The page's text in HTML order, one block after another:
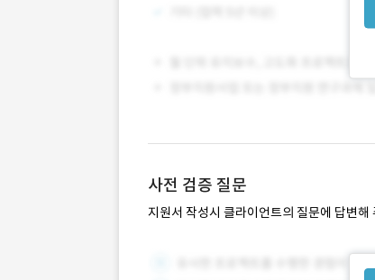
사전 검증 질문
지원서 작성시 클라이언트의 질문에 답변해